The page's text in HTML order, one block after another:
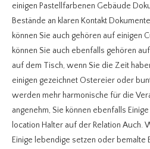
einigen Pastellfarbenen Gebäude
Bestände an klaren Kontakt
können Sie auch gehören auf einigen
können Sie auch ebenfalls gehören
auf dem Tisch, wenn Sie die Zeit
einigen gezeichnet Ostereier oder
werden mehr harmonische für die
angenehm, Sie können ebenfalls
location Halter auf der Relation Auch.
Einige lebendige setzen oder bemalte